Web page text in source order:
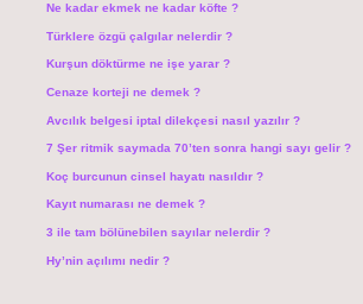
Ne kadar ekmek ne kadar köfte ?
Türklere özgü çalgılar nelerdir ?
Kurşun döktürme ne işe yarar ?
Cenaze korteji ne demek ?
Avcılık belgesi iptal dilekçesi nasıl yazılır ?
7 Şer ritmik saymada 70’ten sonra hangi sayı gelir ?
Koç burcunun cinsel hayatı nasıldır ?
Kayıt numarası ne demek ?
3 ile tam bölünebilen sayılar nelerdir ?
Hy’nin açılımı nedir ?